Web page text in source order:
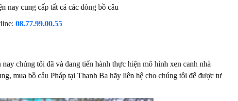
nay cung cấp tất cả các dòng bồ câu
08.77.99.00.55
chúng tôi đã và đang tiến hành thực hiện mô hình xen canh nhà
mua bồ câu Pháp tại Thanh Ba hãy liên hệ cho chúng tôi để được tư